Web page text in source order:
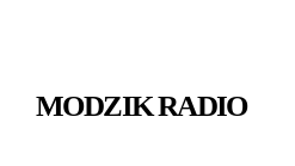
MODZIK RADIO